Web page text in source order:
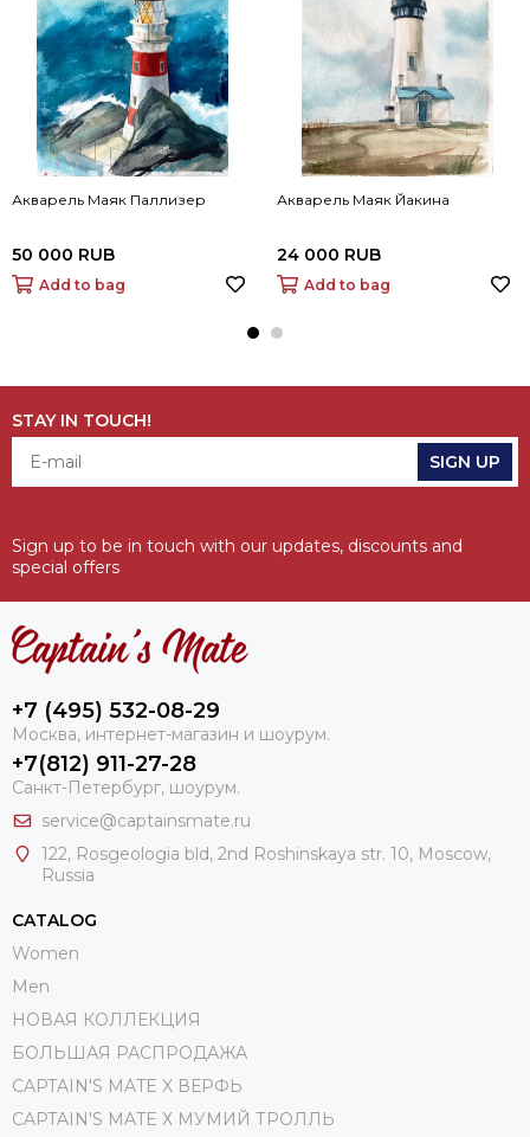
Акварель Маяк Паллизер
50 000 RUB
Add to bag
Акварель Маяк Йакина
24 000 RUB
Add to bag
STAY IN TOUCH!
SIGN UP
Sign up to be in touch with our updates, discounts and
special offers
+7 (495) 532-08-29
Москва, интернет-магазин и шоурум.
+7(812) 911-27-28
Санкт-Петербург, шоурум.
service@captainsmate.ru
122, Rosgeologia bld, 2nd Roshinskaya str. 10, Moscow,
Russia
CATALOG
Women
Men
НОВАЯ КОЛЛЕКЦИЯ
БОЛЬШАЯ РАСПРОДАЖА
CAPTAIN'S MATE X ВЕРФЬ
CAPTAIN'S MATE Х МУМИЙ ТРОЛЛЬ